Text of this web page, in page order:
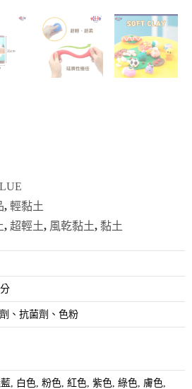
, 輕黏土
, 超輕土, 風乾黏土, 黏土
、抗菌劑、色粉
, 白色, 粉色, 紅色, 紫色, 綠色, 膚色,